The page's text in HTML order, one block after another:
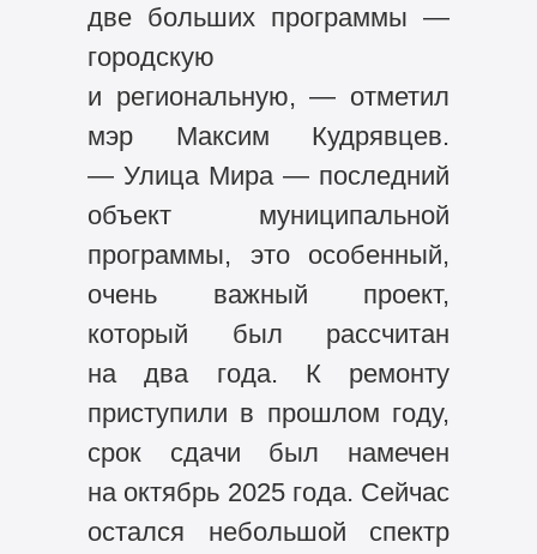
две больших программы —
городскую
и региональную, — отметил
мэр Максим Кудрявцев.
— Улица Мира — последний
объект муниципальной
программы, это особенный,
очень важный проект,
который был рассчитан
на два года. К ремонту
приступили в прошлом году,
срок сдачи был намечен
на октябрь 2025 года. Сейчас
остался небольшой спектр